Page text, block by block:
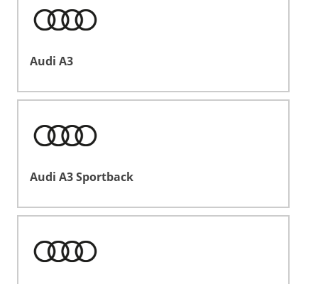
Audi A3
Audi A3 Sportback